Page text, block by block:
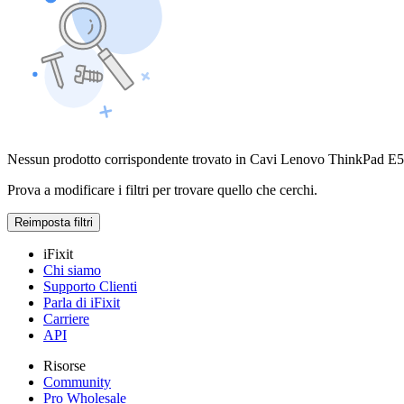
Nessun prodotto corrispondente trovato in Cavi Lenovo ThinkPad
Prova a modificare i filtri per trovare quello che cerchi.
Reimposta filtri
iFixit
Chi siamo
Supporto Clienti
Parla di iFixit
Carriere
API
Risorse
Community
Pro Wholesale